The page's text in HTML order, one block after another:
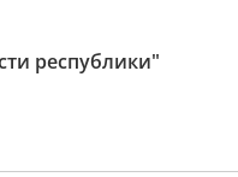
республики"